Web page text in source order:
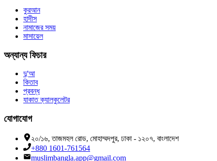
কুরআন
হাদীস
নামাজের সময়
মাসায়েল
অন্যান্য ফিচার
দু'আ
কিতাব
প্রবন্ধ
যাকাত ক্যালকুলেটর
যোগাযোগ
২০/১৬, তাজমহল রোড, মোহাম্মদপুর, ঢাকা - ১২০৭, বাংলাদেশ
+880 1601-761564
muslimbangla.app@gmail.com